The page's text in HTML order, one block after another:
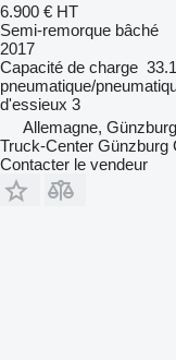
6.900 € HT
Semi-remorque bâché
2017
Capacité de charge
pneumatique/
d'essieux 3
Allemagne, Günzburg
Truck-Center Günzburg
Contacter le vendeur